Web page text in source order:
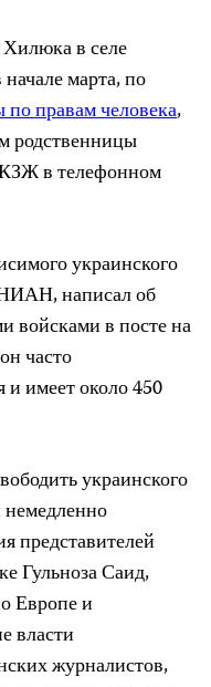
в селе
марта, по
правам человека,
родственницы
КЗЖ в телефонном
украинского
написал об
войсками в посте на
часто
имеет около 450
украинского
представителей
Гульноза Саид,
Европе и
власти
журналистов,